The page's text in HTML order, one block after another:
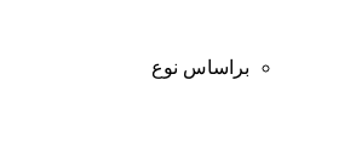
براساس نوع